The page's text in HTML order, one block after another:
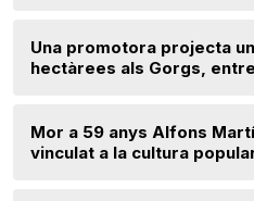
Una promotora projecta
hectàrees als Gorgs,
Mor a 59 anys Alfons
vinculat a la cultura